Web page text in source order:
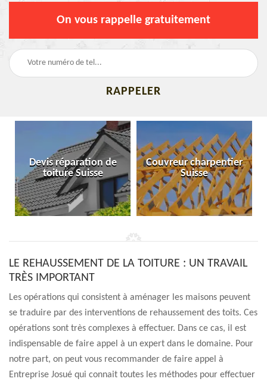
On vous rappelle gratuitement
Devis réparation de
toiture Suisse
Couvreur charpentier
Suisse
LE REHAUSSEMENT DE LA TOITURE : UN TRAVAIL
TRÈS IMPORTANT
Les opérations qui consistent à aménager les maisons peuvent
se traduire par des interventions de rehaussement des toits. Ces
opérations sont très complexes à effectuer. Dans ce cas, il est
indispensable de faire appel à un expert dans le domaine. Pour
notre part, on peut vous recommander de faire appel à
Entreprise Josué qui connait toutes les méthodes pour effectuer